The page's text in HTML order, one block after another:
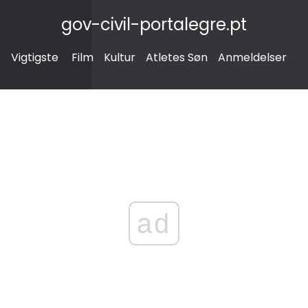
gov-civil-portalegre.pt
Vigtigste Film Kultur Atletes Søn Anmeldelser
ad